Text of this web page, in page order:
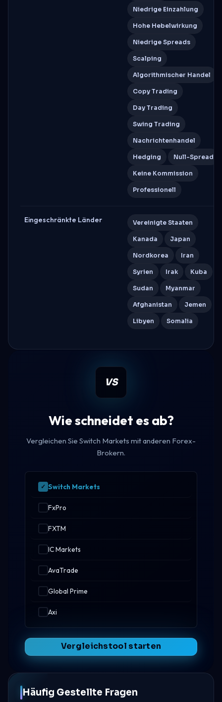
Niedrige Einzahlung
Hohe Hebelwirkung
Niedrige Spreads
Scalping
Algorithmischer Handel
Copy Trading
Day Trading
Swing Trading
Nachrichtenhandel
Hedging Null-Spread
Keine Kommission
Professionell
Eingeschränkte Länder Vereinigte Staaten
Kanada Japan
Nordkorea Iran
Syrien Irak Kuba
Sudan Myanmar
Afghanistan Jemen
Libyen Somalia
VS
Wie schneidet es ab?
Vergleichen Sie Switch Markets mit anderen Forex-
Brokern.
Switch Markets
FxPro
FXTM
IC Markets
AvaTrade
Global Prime
Axi
Vergleichstool starten
Häufig Gestellte Fragen